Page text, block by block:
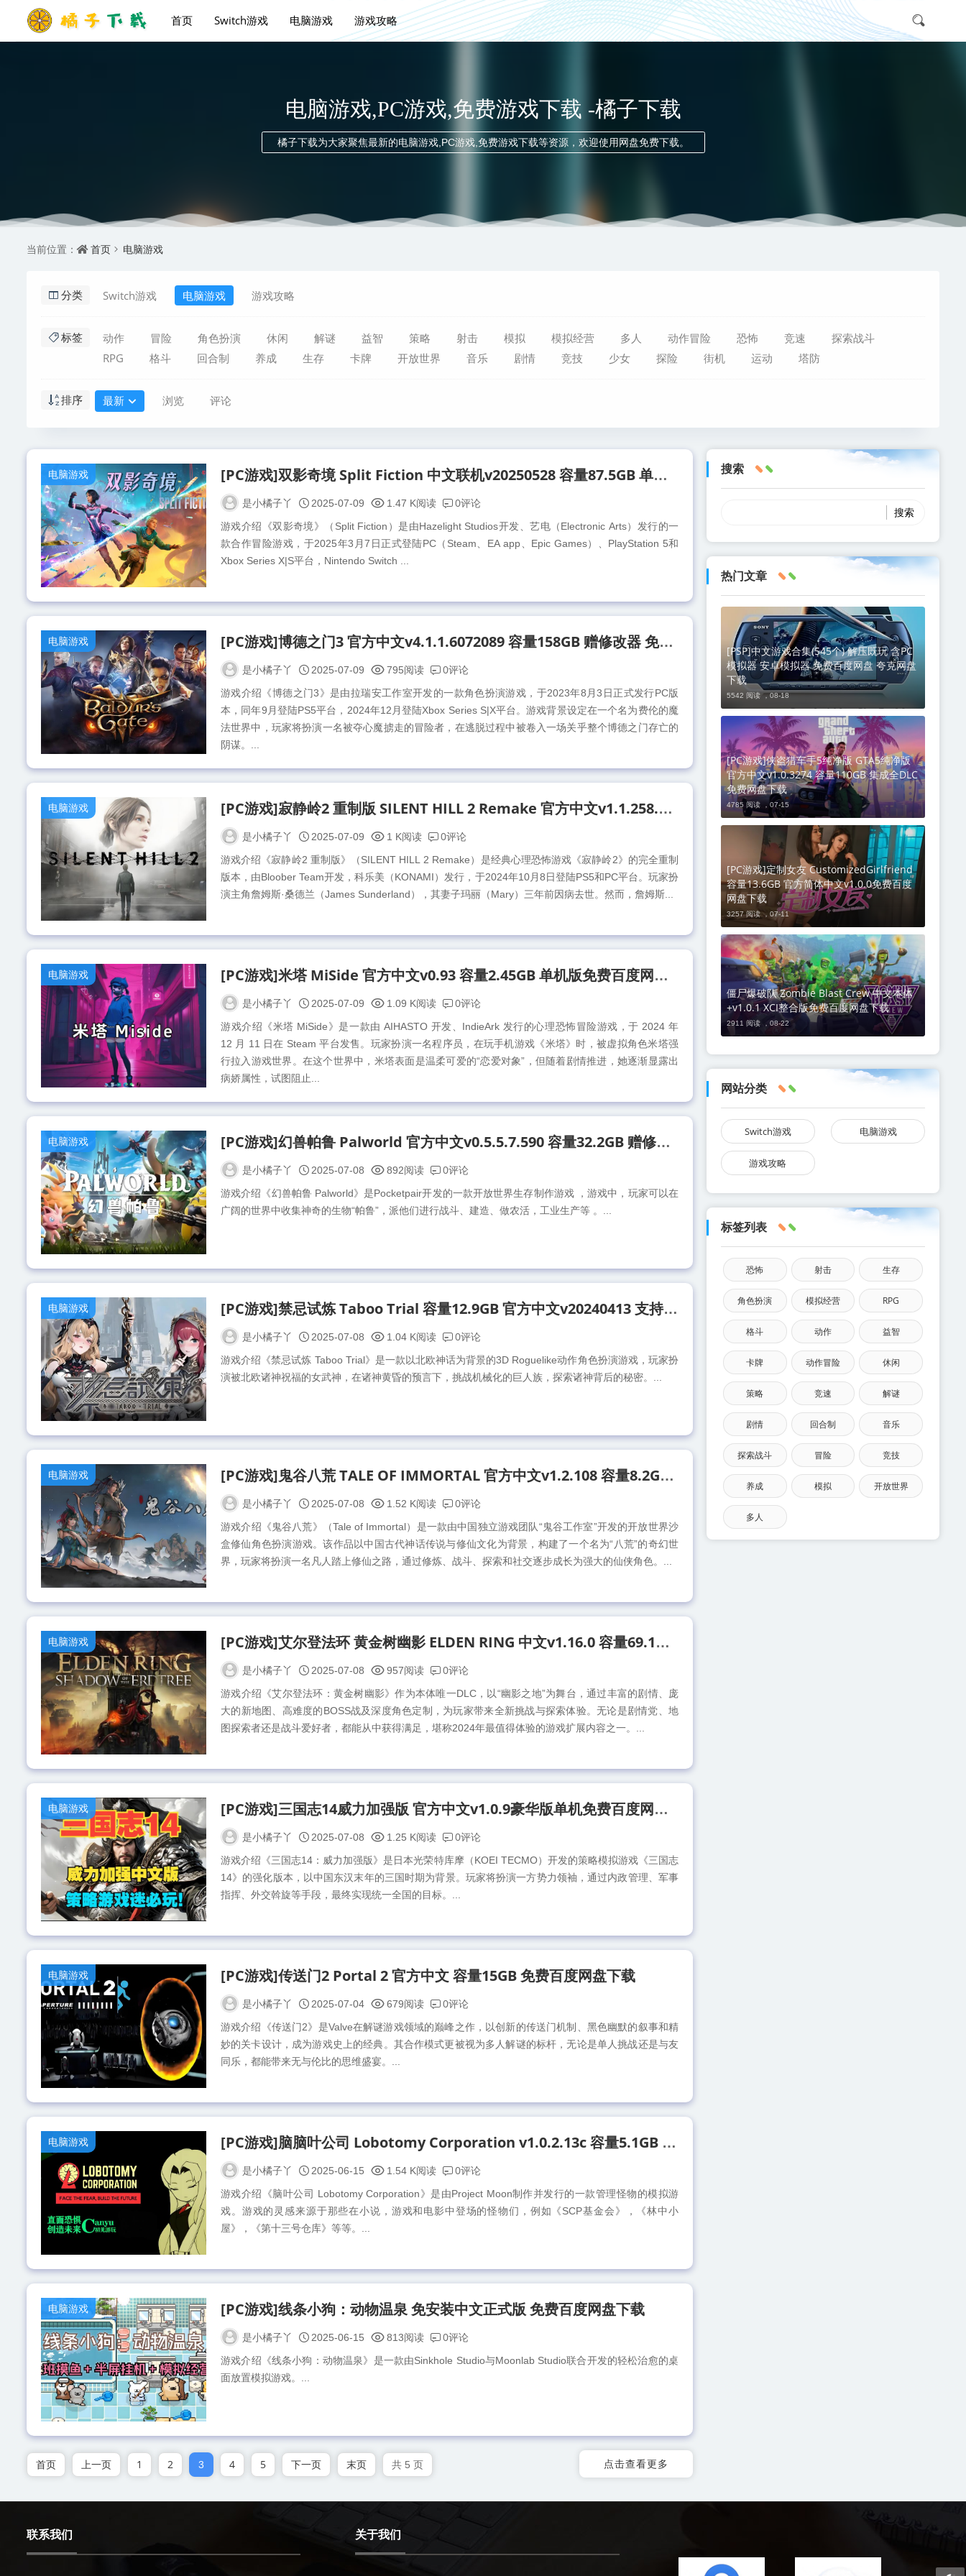
首页 Switch游戏 电脑游戏 游戏攻略
电脑游戏,PC游戏,免费游戏下载 -橘子下载
橘子下载为大家聚焦最新的电脑游戏,PC游戏,免费游戏下载等资源，欢迎使用网盘免费下载。
当前位置： 首页 电脑游戏
分类 Switch游戏 电脑游戏 游戏攻略
标签 动作 冒险 角色扮演 休闲 解谜 益智 策略 射击 模拟 模拟经营 多人 动作冒险 恐怖 竞速
探索战斗
RPG
格斗 回合制 养成 生存 卡牌 开放世界 音乐 剧情 竞技 少女 探险 街机 运动 塔防
排序 最新 浏览 评论
电脑游戏 [PC游戏]双影奇境 Split Fiction 中文联机v20250528 容量87.5GB 单机百度网盘下载
是小橘子丫 2025-07-09 1.47 K阅读 0评论
游戏介绍《双影奇境》（Split Fiction）是由Hazelight Studios开发、艺电（Electronic Arts）发行的一
款合作冒险游戏，于2025年3月7日正式登陆PC（Steam、EA app、Epic Games）、PlayStation 5和
Xbox Series X|S平台，Nintendo Switch ...
电脑游戏 [PC游戏]博德之门3 官方中文v4.1.1.6072089 容量158GB 赠修改器 免费百度网盘下载
是小橘子丫 2025-07-09 795阅读 0评论
游戏介绍《博德之门3》是由拉瑞安工作室开发的一款角色扮演游戏，于2023年8月3日正式发行PC版
本，同年9月登陆PS5平台，2024年12月登陆Xbox Series S|X平台。游戏背景设定在一个名为费伦的魔
法世界中，玩家将扮演一名被夺心魔掳走的冒险者，在逃脱过程中被卷入一场关乎整个博德之门存亡的
阴谋。...
电脑游戏 [PC游戏]寂静岭2 重制版 SILENT HILL 2 Remake 官方中文v1.1.258.834 容量34.8GB 免费百度网盘下载
是小橘子丫 2025-07-09 1 K阅读 0评论
游戏介绍《寂静岭2 重制版》（SILENT HILL 2 Remake）是经典心理恐怖游戏《寂静岭2》的完全重制
版本，由Bloober Team开发，科乐美（KONAMI）发行，于2024年10月8日登陆PS5和PC平台。玩家扮
演主角詹姆斯·桑德兰（James Sunderland），其妻子玛丽（Mary）三年前因病去世。然而，詹姆斯...
电脑游戏 [PC游戏]米塔 MiSide 官方中文v0.93 容量2.45GB 单机版免费百度网盘下载
是小橘子丫 2025-07-09 1.09 K阅读 0评论
游戏介绍《米塔 MiSide》是一款由 AIHASTO 开发、IndieArk 发行的心理恐怖冒险游戏，于 2024 年
12 月 11 日在 Steam 平台发售。玩家扮演一名程序员，在玩手机游戏《米塔》时，被虚拟角色米塔强
行拉入游戏世界。在这个世界中，米塔表面是温柔可爱的“恋爱对象”，但随着剧情推进，她逐渐显露出
病娇属性，试图阻止...
电脑游戏 [PC游戏]幻兽帕鲁 Palworld 官方中文v0.5.5.7.590 容量32.2GB 赠修改器 带联机补丁 免费网盘下载
是小橘子丫 2025-07-08 892阅读 0评论
游戏介绍《幻兽帕鲁 Palworld》是Pocketpair开发的一款开放世界生存制作游戏 ，游戏中，玩家可以在
广阔的世界中收集神奇的生物“帕鲁”，派他们进行战斗、建造、做农活，工业生产等 。...
电脑游戏 [PC游戏]禁忌试炼 Taboo Trial 容量12.9GB 官方中文v20240413 支持手柄 免费百度网盘下载
是小橘子丫 2025-07-08 1.04 K阅读 0评论
游戏介绍《禁忌试炼 Taboo Trial》是一款以北欧神话为背景的3D Roguelike动作角色扮演游戏，玩家扮
演被北欧诸神祝福的女武神，在诸神黄昏的预言下，挑战机械化的巨人族，探索诸神背后的秘密。...
电脑游戏 [PC游戏]鬼谷八荒 TALE OF IMMORTAL 官方中文v1.2.108 容量8.2GB 单机版免费百度网盘下载
是小橘子丫 2025-07-08 1.52 K阅读 0评论
游戏介绍《鬼谷八荒》（Tale of Immortal）是一款由中国独立游戏团队“鬼谷工作室”开发的开放世界沙
盒修仙角色扮演游戏。该作品以中国古代神话传说与修仙文化为背景，构建了一个名为“八荒”的奇幻世
界，玩家将扮演一名凡人踏上修仙之路，通过修炼、战斗、探索和社交逐步成长为强大的仙侠角色。...
电脑游戏 [PC游戏]艾尔登法环 黄金树幽影 ELDEN RING 中文v1.16.0 容量69.1GB 免费百度网盘下载
是小橘子丫 2025-07-08 957阅读 0评论
游戏介绍《艾尔登法环：黄金树幽影》作为本体唯一DLC，以“幽影之地”为舞台，通过丰富的剧情、庞
大的新地图、高难度的BOSS战及深度角色定制，为玩家带来全新挑战与探索体验。无论是剧情党、地
图探索者还是战斗爱好者，都能从中获得满足，堪称2024年最值得体验的游戏扩展内容之一。...
电脑游戏 [PC游戏]三国志14威力加强版 官方中文v1.0.9豪华版单机免费百度网盘下载
是小橘子丫 2025-07-08 1.25 K阅读 0评论
游戏介绍《三国志14：威力加强版》是日本光荣特库摩（KOEI TECMO）开发的策略模拟游戏《三国志
14》的强化版本，以中国东汉末年的三国时期为背景。玩家将扮演一方势力领袖，通过内政管理、军事
指挥、外交斡旋等手段，最终实现统一全国的目标。...
电脑游戏 [PC游戏]传送门2 Portal 2 官方中文 容量15GB 免费百度网盘下载
是小橘子丫 2025-07-04 679阅读 0评论
游戏介绍《传送门2》是Valve在解谜游戏领域的巅峰之作，以创新的传送门机制、黑色幽默的叙事和精
妙的关卡设计，成为游戏史上的经典。其合作模式更被视为多人解谜的标杆，无论是单人挑战还是与友
同乐，都能带来无与伦比的思维盛宴。...
电脑游戏 [PC游戏]脑脑叶公司 Lobotomy Corporation v1.0.2.13c 容量5.1GB 官方中文免费百度网盘下载
是小橘子丫 2025-06-15 1.54 K阅读 0评论
游戏介绍《脑叶公司 Lobotomy Corporation》是由Project Moon制作并发行的一款管理怪物的模拟游
戏。游戏的灵感来源于那些在小说，游戏和电影中登场的怪物们，例如《SCP基金会》，《林中小
屋》，《第十三号仓库》等等。...
电脑游戏 [PC游戏]线条小狗：动物温泉 免安装中文正式版 免费百度网盘下载
是小橘子丫 2025-06-15 813阅读 0评论
游戏介绍《线条小狗：动物温泉》是一款由Sinkhole Studio与Moonlab Studio联合开发的轻松治愈的桌
面放置模拟游戏。...
首页 上一页 1 2 3 4 5 下一页 末页 共 5 页 点击查看更多
搜索
热门文章
[PSP]中文游戏合集(545个) 解压既玩 含PC
模拟器 安卓模拟器 免费百度网盘 夸克网盘
下载
5542 阅读 ， 08-18
[PC游戏]侠盗猎车手5纯净版 GTA5纯净版
官方中文v1.0.3274 容量110GB 集成全DLC
免费网盘下载
4785 阅读 ， 07-15
[PC游戏]定制女友 CustomizedGirlfriend
容量13.6GB 官方简体中文v1.0.0免费百度
网盘下载
3257 阅读 ， 07-11
僵尸爆破队 Zombie Blast Crew 中文本体
+v1.0.1 XCI整合版免费百度网盘下载
2911 阅读 ， 08-22
网站分类
Switch游戏 电脑游戏
游戏攻略
标签列表
恐怖 射击 生存
角色扮演 模拟经营 RPG
格斗 动作 益智
卡牌 动作冒险 休闲
策略 竞速 解谜
剧情 回合制 音乐
探索战斗 冒险 竞技
养成 模拟 开放世界
多人
联系我们 关于我们